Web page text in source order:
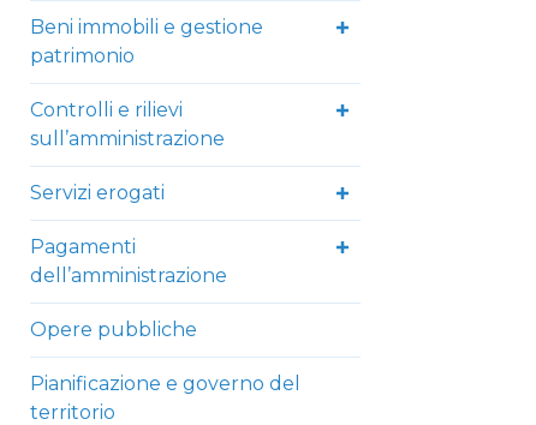
Beni immobili e gestione
patrimonio
Controlli e rilievi
sull’amministrazione
Servizi erogati
Pagamenti
dell’amministrazione
Opere pubbliche
Pianificazione e governo del
territorio